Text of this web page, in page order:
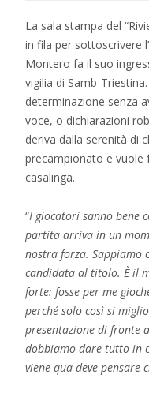
La sala stampa del
in fila per sottoscrivere
Montero fa il suo
vigilia di Samb-
determinazione senza
voce, o dichiarazioni
deriva dalla serenità di
precampionato e vuole
casalinga.
“I giocatori sanno bene
partita arriva in un
nostra forza. Sappiamo
candidata al titolo. È il
forte: fosse per me
perché solo così si
presentazione di fronte
dobbiamo dare tutto in
viene qua deve pensare